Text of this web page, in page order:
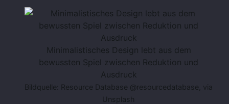
Minimalistisches Design lebt aus dem
bewussten Spiel zwischen Reduktion und
Ausdruck
Bildquelle: Resource Database @resourcedatabase, via
Unsplash